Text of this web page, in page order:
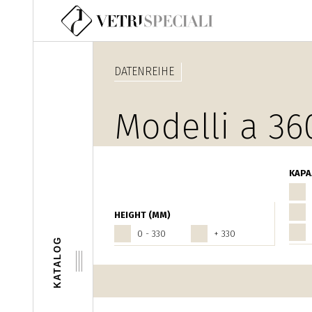
Direkt zum Inhalt
KATALOG
HEIGHT (MM)
0 - 330
+ 330
DATENREIHE
Modelli a
Olio - Aceto